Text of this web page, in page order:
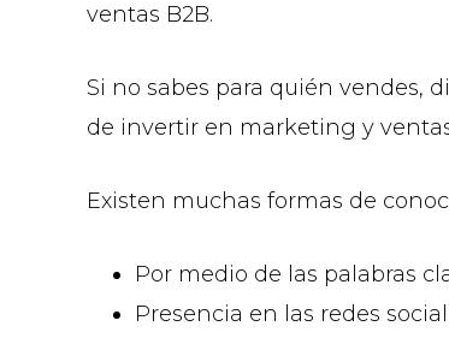
ventas B2B.
Si no sabes para quién vendes,
de invertir en marketing y
Existen muchas formas de
Por medio de las palabras
Presencia en las redes